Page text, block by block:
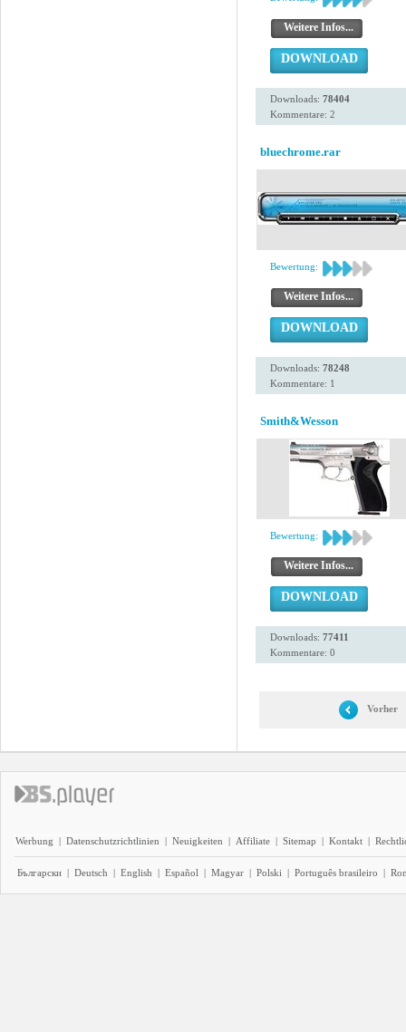
Weitere Infos...
DOWNLOAD
Downloads: 78404
Kommentare: 2
bluechrome.rar
Bewertung:
Weitere Infos...
DOWNLOAD
Downloads: 78248
Kommentare: 1
Smith&Wesson
Bewertung:
Weitere Infos...
DOWNLOAD
Downloads: 77411
Kommentare: 0
Vorher
Werbung | Datenschutzrichtlinien | Neuigkeiten | Affiliate | Sitemap | Kontakt |
Български | Deutsch | English | Español | Magyar | Polski | Português brasileiro |